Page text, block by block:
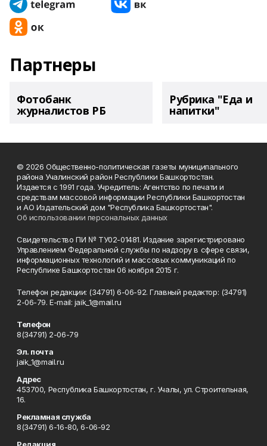
Партнеры
Фотобанк
журналистов РБ
Рубрика "Еда и
напитки"
© 2026 Общественно-политическая газеты муниципального
района Учалинский район Республики Башкортостан.
Издается с 1991 года. Учредитель: Агентство по печати и
средствам массовой информации Республики Башкортостан
и АО Издательский дом "Республика Башкортостан".
Об использовании персональных данных
Свидетельство ПИ № ТУ02-01481. Издание зарегистрировано
Управлением Федеральной службы по надзору в сфере связи,
информационных технологий и массовых коммуникаций по
Республике Башкортостан 06 ноября 2015 г.
Телефон редакции: (34791) 6-06-92. Главный редактор: (34791)
2-06-79. Е-mаil: jaik_1@mail.ru
Телефон
8(34791) 2-06-79
Эл. почта
jaik_1@mail.ru
Адрес
453700, Республика Башкортостан, г. Учалы, ул. Строительная,
16.
Рекламная служба
8(34791) 6-16-80, 6-06-92